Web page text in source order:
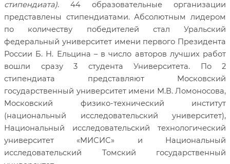
стипендиата). 44 образовательные организации
представлены стипендиатами. Абсолютным лидером
по количеству победителей стал Уральский
федеральный университет имени первого Президента
России Б. Н. Ельцина – в число авторов лучших работ
вошли сразу 3 студента Университета. По 2
стипендиата представляют Московский
государственный университет имени М.В. Ломоносова,
Московский физико-технический институт
(национальный исследовательский университет),
Национальный исследовательский технологический
университет «МИСИС» и Национальный
исследовательский Томский государственный